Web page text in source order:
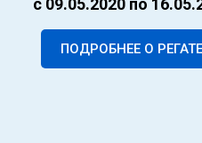
с 09.05.2020 по
ПОДРОБНЕЕ О РЕГАТЕ